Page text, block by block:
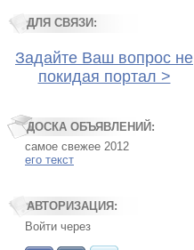
ДЛЯ СВЯЗИ:
Задайте Ваш вопрос не
покидая портал >
ДОСКА ОБЪЯВЛЕНИЙ:
самое свежее 2012
его текст
АВТОРИЗАЦИЯ:
Войти через